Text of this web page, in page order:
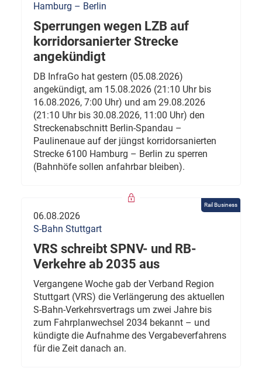
Hamburg – Berlin
Sperrungen wegen LZB auf
korridorsanierter Strecke
angekündigt
DB InfraGo hat gestern (05.08.2026)
angekündigt, am 15.08.2026 (21:10 Uhr bis
16.08.2026, 7:00 Uhr) und am 29.08.2026
(21:10 Uhr bis 30.08.2026, 11:00 Uhr) den
Streckenabschnitt Berlin-Spandau –
Paulinenaue auf der jüngst korridorsanierten
Strecke 6100 Hamburg – Berlin zu sperren
(Bahnhöfe sollen anfahrbar bleiben).
Rail Business
06.08.2026
S-Bahn Stuttgart
VRS schreibt SPNV- und RB-
Verkehre ab 2035 aus
Vergangene Woche gab der Verband Region
Stuttgart (VRS) die Verlängerung des aktuellen
S-Bahn-Verkehrsvertrags um zwei Jahre bis
zum Fahrplanwechsel 2034 bekannt – und
kündigte die Aufnahme des Vergabeverfahrens
für die Zeit danach an.